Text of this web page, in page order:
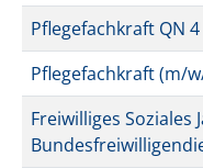
Pflegefachkraft QN
Pflegefachkraft (m/
Freiwilliges Soziales